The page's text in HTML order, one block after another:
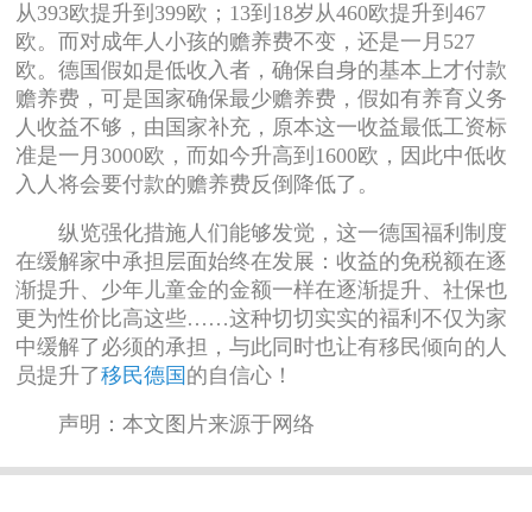
从393欧提升到399欧；13到18岁从460欧提升到467
欧。而对成年人小孩的赡养费不变，还是一月527
欧。德国假如是低收入者，确保自身的基本上才付款
赡养费，可是国家确保最少赡养费，假如有养育义务
人收益不够，由国家补充，原本这一收益最低工资标
准是一月3000欧，而如今升高到1600欧，因此中低收
入人将会要付款的赡养费反倒降低了。
纵览强化措施人们能够发觉，这一德国福利制度
在缓解家中承担层面始终在发展：收益的免税额在逐
渐提升、少年儿童金的金额一样在逐渐提升、社保也
更为性价比高这些……这种切切实实的褔利不仅为家
中缓解了必须的承担，与此同时也让有移民倾向的人
员提升了移民德国 的自信心！
声明：本文图片来源于网络